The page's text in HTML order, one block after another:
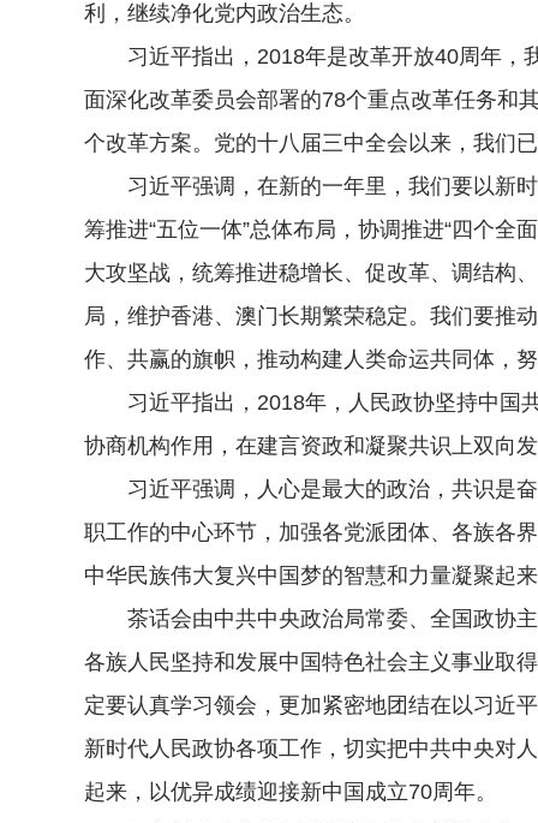
利，继续净化党内政治生态。
习近平指出，2018年是改革开放40周年，
面深化改革委员会部署的78个重点改革任务和
个改革方案。党的十八届三中全会以来，我们
习近平强调，在新的一年里，我们要以新时
筹推进“五位一体”总体布局，协调推进“四个
大攻坚战，统筹推进稳增长、促改革、调结构
局，维护香港、澳门长期繁荣稳定。我们要推
作、共赢的旗帜，推动构建人类命运共同体，
习近平指出，2018年，人民政协坚持中国共
协商机构作用，在建言资政和凝聚共识上双向
习近平强调，人心是最大的政治，共识是奋
职工作的中心环节，加强各党派团体、各族各
中华民族伟大复兴中国梦的智慧和力量凝聚起
茶话会由中共中央政治局常委、全国政协主
各族人民坚持和发展中国特色社会主义事业取
定要认真学习领会，更加紧密地团结在以习近
新时代人民政协各项工作，切实把中共中央对
起来，以优异成绩迎接新中国成立70周年。